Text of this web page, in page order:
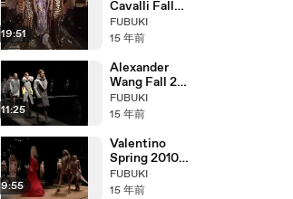
19:51
Cavalli Fall
2005 Fashion
Show (full)
FUBUKI
15 年前
11:25
Alexander
Wang Fall 2011
Fashion Show
(full)
FUBUKI
15 年前
9:55
Valentino
Spring 2010
Haute
Couture
FUBUKI
15 年前